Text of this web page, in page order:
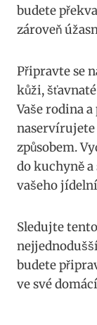
budete
zároveň
Připravte ‌se
kůži,⁢
Vaše‌ rodina
způsobem.
‍do kuchyně⁣
vašeho⁤
Sledujte
⁣budete
ve své